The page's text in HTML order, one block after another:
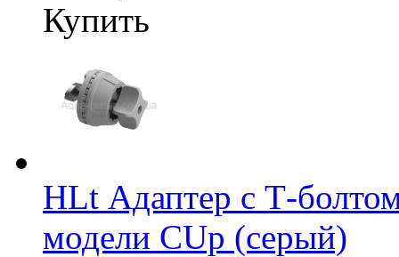
Купить
HLt Адаптер c Т-
модели CUp (серый)